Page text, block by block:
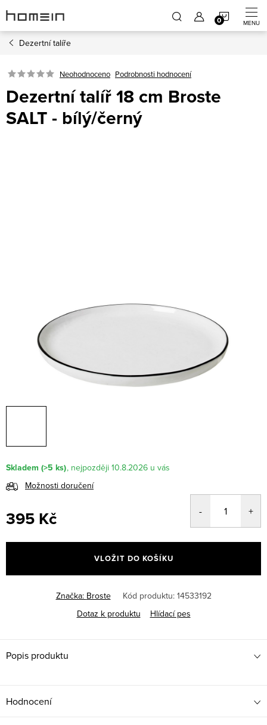
na
obsah
Dezertní talíře
Neohodnoceno Podrobnosti hodnocení
Dezertní talíř 18 cm Broste
SALT - bílý/černý
Skladem (>5 ks)
10.8.2026
Možnosti doručení
395 Kč
cena:
VLOŽIT DO KOŠÍKU
Značka: Broste Kód produktu: 14533192
Dotaz k produktu
Hlídací pes
Popis produktu
Hodnocení